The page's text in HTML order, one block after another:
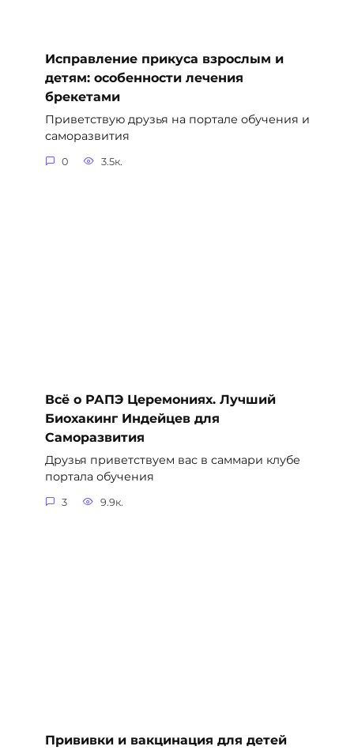
Исправление прикуса взрослым и
детям: особенности лечения
брекетами
Приветствую друзья на портале обучения и
саморазвития
0 3.5к.
Всё о РАПЭ Церемониях. Лучший
Биохакинг Индейцев для
Саморазвития
Друзья приветствуем вас в саммари клубе
портала обучения
3 9.9к.
Прививки и вакцинация для детей